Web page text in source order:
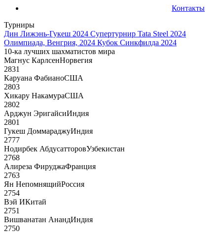
Контакты
Турниры
Дин Лижэнь-Гукеш 2024 Супертурнир Tata Steel 2024
Олимпиада, Венгрия, 2024 Кубок Синкфилда 2024
10-ка лучших шахматистов мира
Магнус КарлсенНорвегия
2831
Каруана ФабианоСША
2803
Хикару НакамураСША
2802
Арджун ЭригайсиИндия
2801
Гукеш ДоммараджуИндия
2777
Нодирбек АбдусатторовУзбекистан
2768
Алиреза ФируджаФранция
2763
Ян НепомнящийРоссия
2754
Вэй ИКитай
2751
Вишванатан АнандИндия
2750